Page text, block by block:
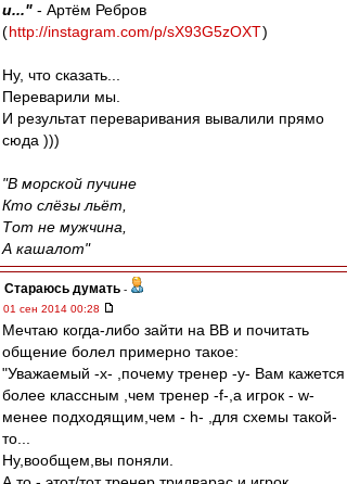
и..." - Артём Ребров
(http://instagram.com/p/sX93G5zOXT)
Ну, что сказать...
Переварили мы.
И результат переваривания вывалили прямо
сюда )))
"В морской пучине
Кто слёзы льёт,
Тот не мужчина,
А кашалот"
Стараюсь думать -
01 сен 2014 00:28
Мечтаю когда-либо зайти на ВВ и почитать
общение болел примерно такое:
"Уважаемый -x- ,почему тренер -y- Вам кажется
более классным ,чем тренер -f-,а игрок - w-
менее подходящим,чем - h- ,для схемы такой-
то...
Ну,вообщем,вы поняли.